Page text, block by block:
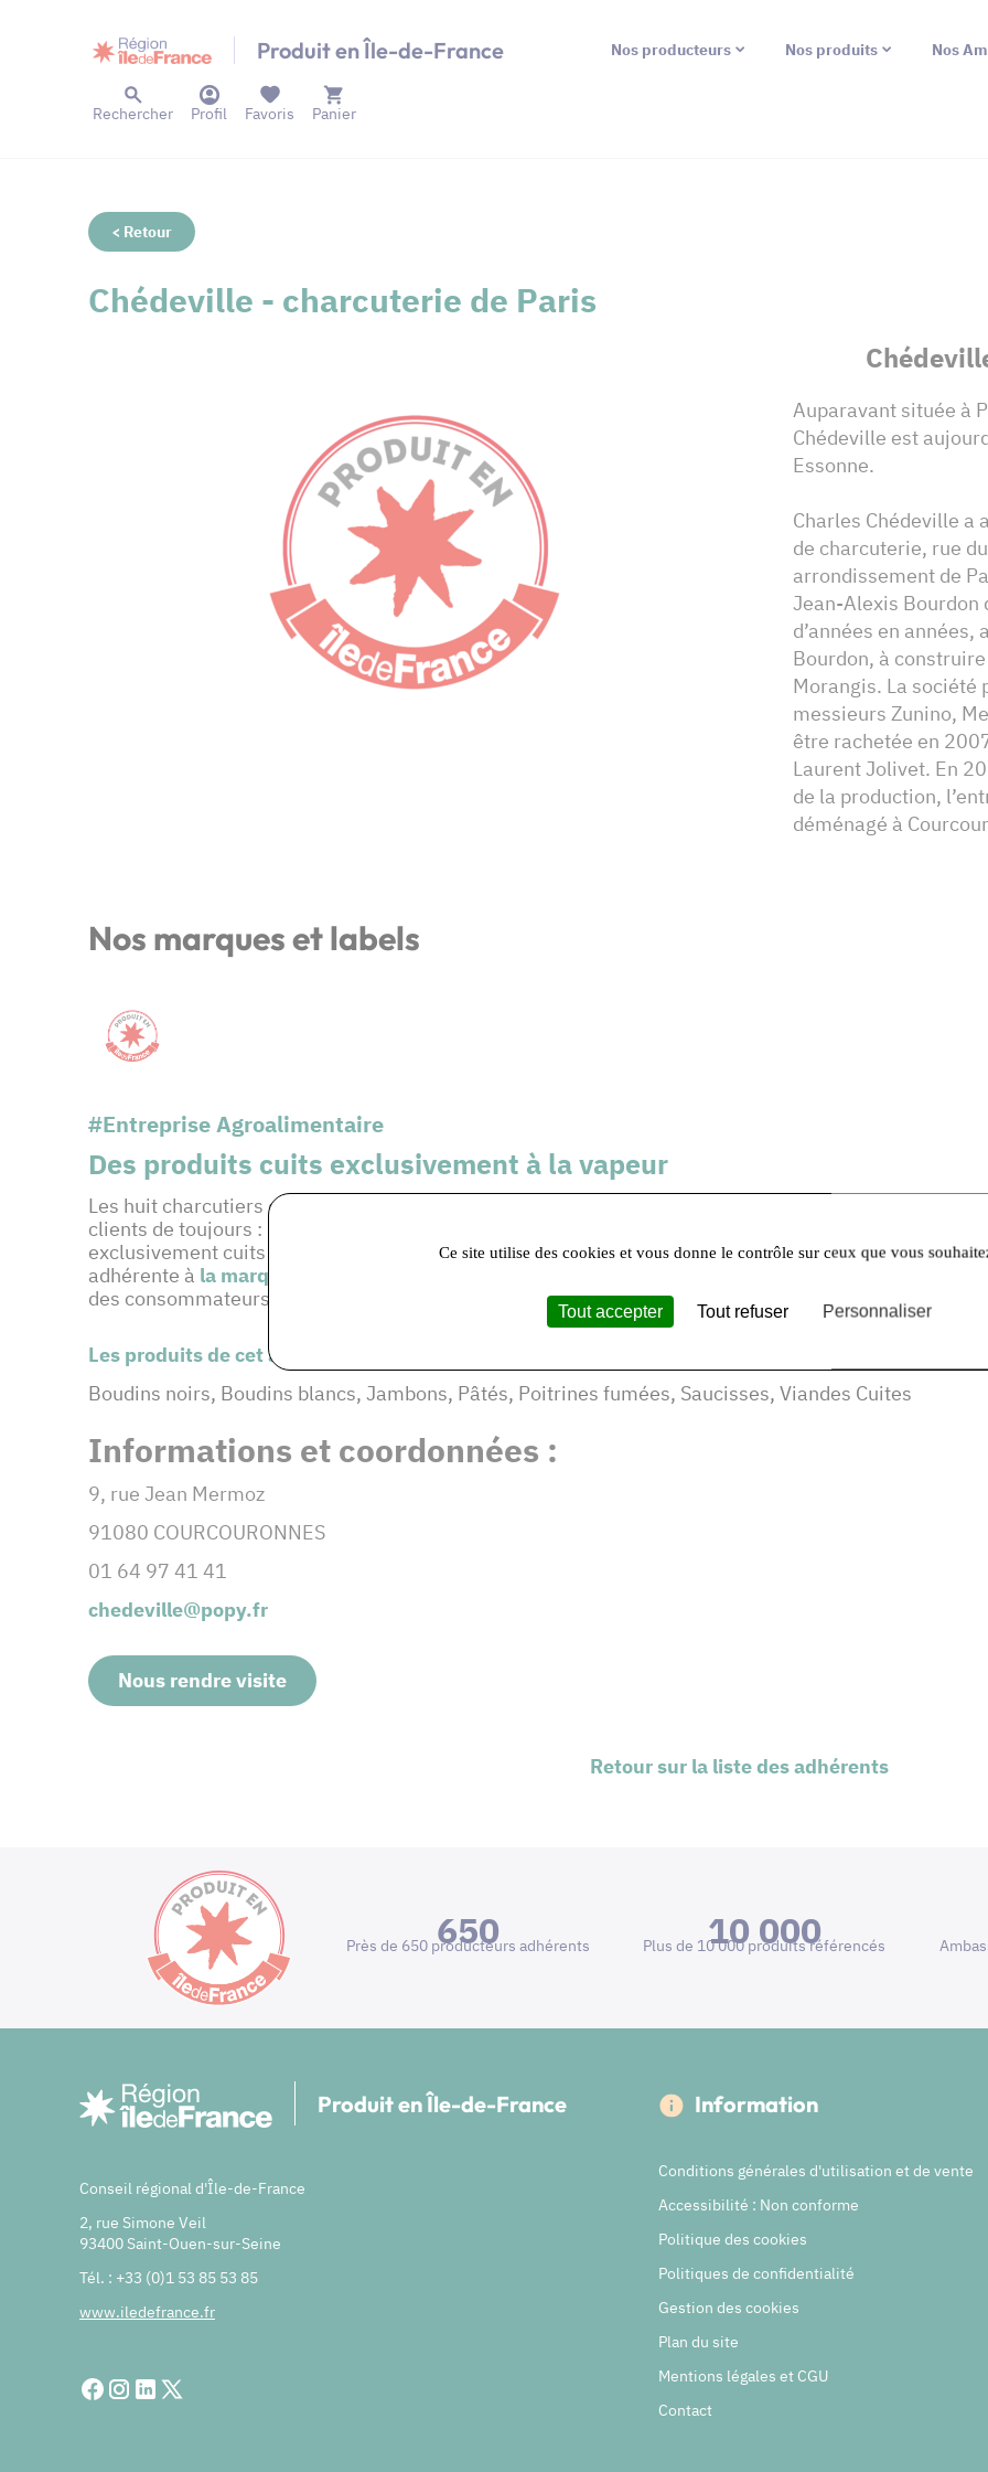
Produit en Île-de-France Nos producteurs Nos produits Nos
Rechercher Profil Panier
Favoris
< Retour
Chédeville - charcuterie de Paris
Auparavant située à
Chédeville est
Essonne.
Charles Chédeville a
de charcuterie, rue
arrondissement de
Jean-Alexis Bourdon
d’années en
Bourdon, à
Morangis. La société
messieurs Zunino,
être rachetée en
Laurent Jolivet. En
de la production,
déménagé à
Nos marques et labels
#Entreprise Agroalimentaire
Des produits cuits exclusivement à la vapeur
Les huit charcutiers et bouchers de la charcuterie Chédeville préparent plus de 1000 références de
clients de toujours : les chefs cuisiniers. Saucisses, boudins noirs, boudins blancs, pâtés, jambons
exclusivement cuits à partir de vapeur. Les produits de Chedeville sont fabriqués dans leur
adhérente à la marque régionale PRODUIT EN Île-de-France
élabore ses produits en alliant
des consommateurs.
Les produits de cet adhérent :
Boudins noirs, Boudins blancs, Jambons, Pâtés, Poitrines fumées, Saucisses, Viandes Cuites
Informations et coordonnées :
9, rue Jean Mermoz
91080 COURCOURONNES
01 64 97 41 41
chedeville@popy.fr
Nous rendre visite
Retour sur la liste des adhérents
650
Près de 650 producteurs adhérents 10 000
Plus de 10 000 produits référencés
Produit en Île-de-France
Conseil régional d'Île-de-France
2, rue Simone Veil
93400 Saint-Ouen-sur-Seine
Tél. : +33 (0)1 53 85 53 85
www.iledefrance.fr
Information
Conditions générales d'utilisation et de vente
Accessibilité : Non conforme
Politique des cookies
Politiques de confidentialité
Gestion des cookies
Plan du site
Mentions légales et CGU
Contact
Ce site utilise des cookies et vous donne le contrôle sur ceux que vous
Tout accepter Tout refuser Personnaliser